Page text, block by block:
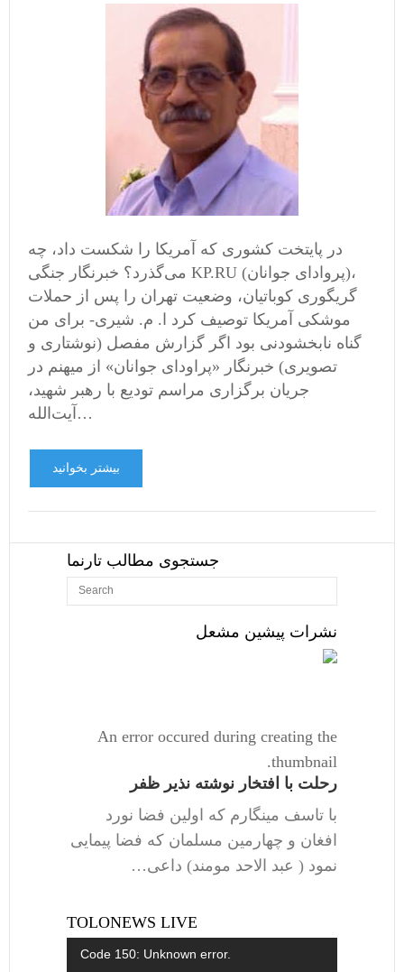
در پایتخت کشوری که آمریکا را شکست داد، چه
می‌گذرد؟ خبرنگار جنگی KP.RU (پروادای جوانان)،
گریگوری کوباتیان، وضعیت تهران را پس از حملات
موشکی آمریکا توصیف کرد ا. م. شیری- برای من
گناه نابخشودنی بود اگر گزارش مفصل (نوشتاری و
تصویری) خبرنگار «پراودای جوانان» از میهنم در
جریان برگزاری مراسم تودیع با رهبر شهید،
آیت‌الله…
بیشتر بخوانید
جستجوی مطالب تارنما
نشرات پیشین مشعل
An error occured during creating the
thumbnail.
رحلت با افتخار نوشته نذیر ظفر
با تاسف مینگارم که اولین فضا نورد
افغان و چهارمین مسلمان که فضا پیمایی
نمود ( عبد الاحد مومند) داعی…
TOLONEWS LIVE
Video
Code 150: Unknown error.